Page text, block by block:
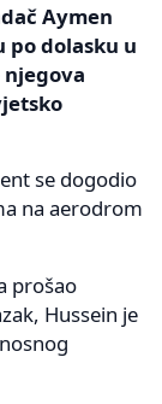
Aymen
po dolasku u
njegova
se dogodio
na aerodrom
prošao
Hussein je